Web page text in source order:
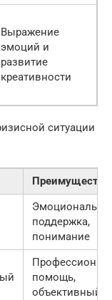
Выражение
эмоций и
развитие
креативности
ситуации
Преимущества
поддержка,
понимание
помощь,
объективный